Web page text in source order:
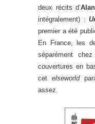
deux récits d’
intégralement) :
premier a été
En France, les
séparément
couvertures en
cetelseworld
assez.